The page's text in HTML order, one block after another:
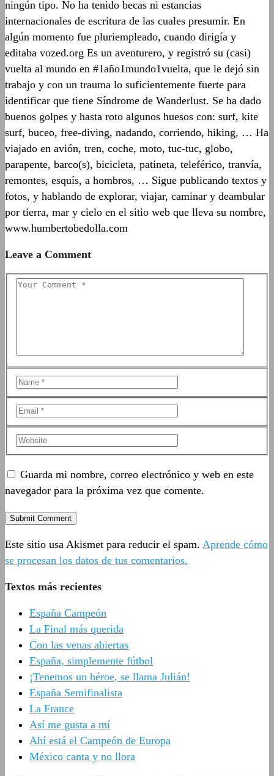
ningún tipo. No ha tenido becas ni estancias
internacionales de escritura de las cuales presumir. En
algún momento fue pluriempleado, cuando dirigía y
editaba vozed.org Es un aventurero, y registró su (casi)
vuelta al mundo en #1año1mundo1vuelta, que le dejó sin
trabajo y con un trauma lo suficientemente fuerte para
identificar que tiene Síndrome de Wanderlust. Se ha dado
buenos golpes y hasta roto algunos huesos con: surf, kite
surf, buceo, free-diving, nadando, corriendo, hiking, … Ha
viajado en avión, tren, coche, moto, tuc-tuc, globo,
parapente, barco(s), bicicleta, patineta, teleférico, tranvía,
remontes, esquís, a hombros, … Sigue publicando textos y
fotos, y hablando de explorar, viajar, caminar y deambular
por tierra, mar y cielo en el sitio web que lleva su nombre,
www.humbertobedolla.com
Leave a Comment
Guarda mi nombre, correo electrónico y web en este
navegador para la próxima vez que comente.
Este sitio usa Akismet para reducir el spam. Aprende cómo
se procesan los datos de tus comentarios.
Textos más recientes
España Campeón
La Final más querida
Con las venas abiertas
España, simplemente fútbol
¡Tenemos un héroe, se llama Julián!
España Semifinalista
La France
Así me gusta a mí
Ahí está el Campeón de Europa
México canta y no llora